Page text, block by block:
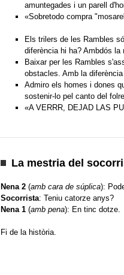
amuntegades i un parell
«Sobretodo compra
Els trilers de les Rambles
diferència hi ha? Ambdós la
Baixar per les Rambles
obstacles. Amb la
Admiro els homes i dones
sostenir-lo pel canto del
«A VERRR, DEJAD LAS
La mestria del
Nena 2(amb cara de súplica):
Socorrista: Teniu catorze anys?
Nena 1 (amb pena): En tinc dotze.
Fi de la història.